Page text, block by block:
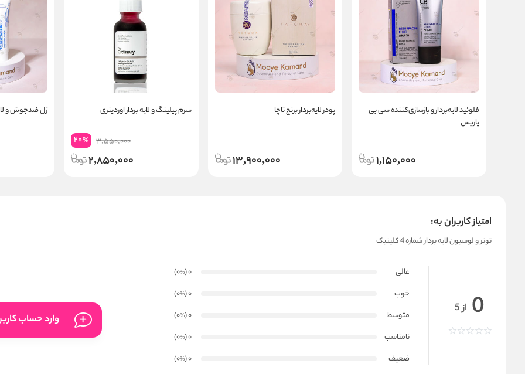
فلوئید لایه‌بردار و بازسازی‌کننده سی بی
پاریس
1,150,000
پودر لایه‌بردار برنج تاچا
13,900,000
سرم پیلینگ و لایه بردار اوردینری
3,550,000
20%
2,850,000
ژل ضدجوش و
امتیاز کاربران به:
تونر و لوسیون لایه بردار شماره 4 کلینیک
0 از 5
عالی 0
(0
%
)
خوب
0
(0
%
)
متوسط
0
(0
%
)
نامناسب
0
(0
%
)
ضعیف
0
(0
%
)
وارد حساب